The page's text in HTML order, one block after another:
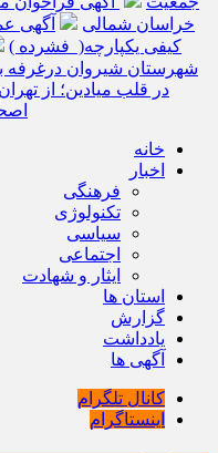
خراسان شمالی
آگهی
کیفی یکپارچه( فشرده )
شهرستان شیروان درغرفه
در قلب میادین؛ از
خانه
اخبار
فرهنگی
تکنولوژی
سیاسی
اجتماعی
ایثار و شهادت
استان ها
گزارش
یادداشت
آگهی ها
کانال تلگرام
اینستاگرام